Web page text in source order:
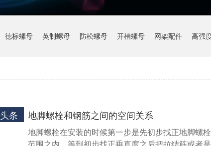
德标螺母 英制螺母 防松螺母 开槽螺母 网架配件 高强
地脚螺栓和钢筋之间的空间关系
头条
地脚螺栓在安装的时候第一步是先初步找正地脚螺